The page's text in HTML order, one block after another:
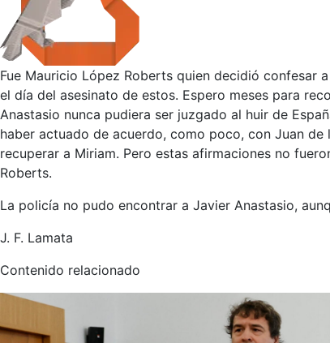
Fue Mauricio López Roberts quien decidió confesar
el día del asesinato de estos. Espero meses para
Anastasio nunca pudiera ser juzgado al huir de
haber actuado de acuerdo, como poco, con Juan
recuperar a Miriam. Pero estas afirmaciones no
Roberts.
La policía no pudo encontrar a Javier Anastasio,
J. F. Lamata
Contenido relacionado